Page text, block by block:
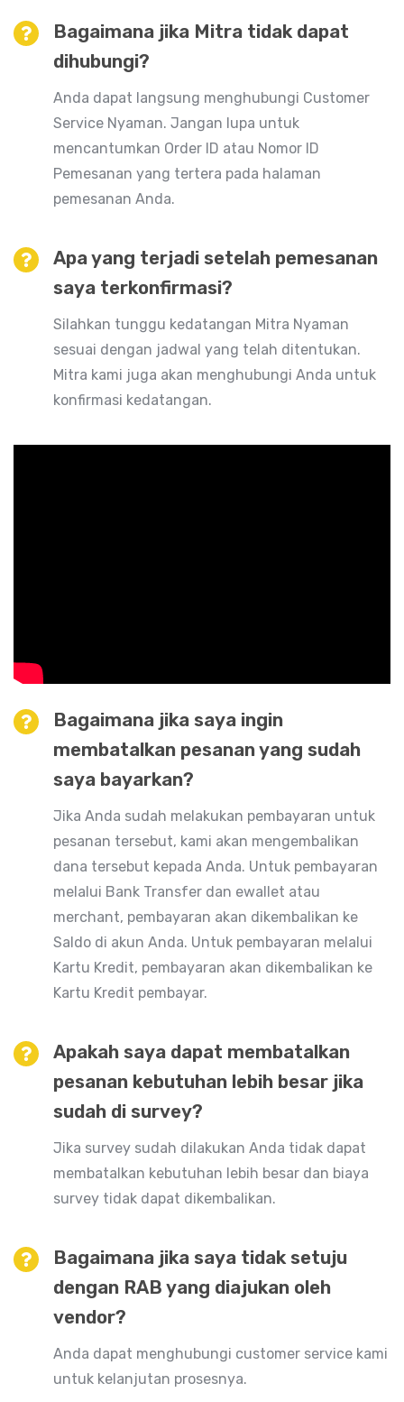
Bagaimana jika Mitra tidak dapat
dihubungi?
Anda dapat langsung menghubungi Customer
Service Nyaman. Jangan lupa untuk
mencantumkan Order ID atau Nomor ID
Pemesanan yang tertera pada halaman
pemesanan Anda.
Apa yang terjadi setelah pemesanan
saya terkonfirmasi?
Silahkan tunggu kedatangan Mitra Nyaman
sesuai dengan jadwal yang telah ditentukan.
Mitra kami juga akan menghubungi Anda untuk
konfirmasi kedatangan.
Bagaimana jika saya ingin
membatalkan pesanan yang sudah
saya bayarkan?
Jika Anda sudah melakukan pembayaran untuk
pesanan tersebut, kami akan mengembalikan
dana tersebut kepada Anda. Untuk pembayaran
melalui Bank Transfer dan ewallet atau
merchant, pembayaran akan dikembalikan ke
Saldo di akun Anda. Untuk pembayaran melalui
Kartu Kredit, pembayaran akan dikembalikan ke
Kartu Kredit pembayar.
Apakah saya dapat membatalkan
pesanan kebutuhan lebih besar jika
sudah di survey?
Jika survey sudah dilakukan Anda tidak dapat
membatalkan kebutuhan lebih besar dan biaya
survey tidak dapat dikembalikan.
Bagaimana jika saya tidak setuju
dengan RAB yang diajukan oleh
vendor?
Anda dapat menghubungi customer service kami
untuk kelanjutan prosesnya.